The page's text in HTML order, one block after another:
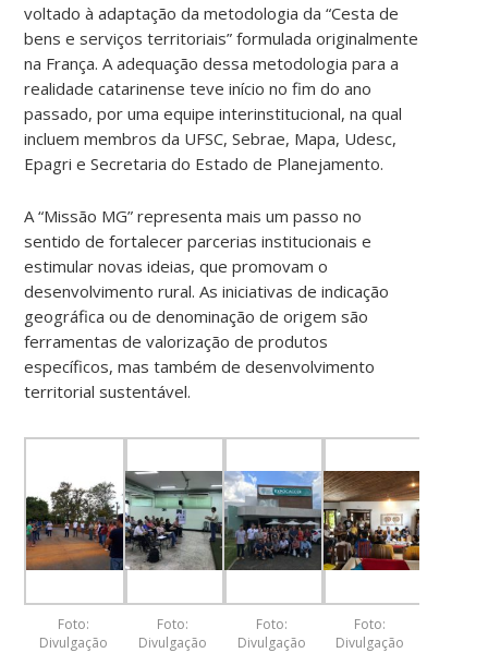
voltado à adaptação da metodologia da “Cesta de
bens e serviços territoriais” formulada originalmente
na França. A adequação dessa metodologia para a
realidade catarinense teve início no fim do ano
passado, por uma equipe interinstitucional, na qual
incluem membros da UFSC, Sebrae, Mapa, Udesc,
Epagri e Secretaria do Estado de Planejamento.
A “Missão MG” representa mais um passo no
sentido de fortalecer parcerias institucionais e
estimular novas ideias, que promovam o
desenvolvimento rural. As iniciativas de indicação
geográfica ou de denominação de origem são
ferramentas de valorização de produtos
específicos, mas também de desenvolvimento
territorial sustentável.
Foto:
Divulgação
Foto:
Divulgação
Foto:
Divulgação
Foto:
Divulgação